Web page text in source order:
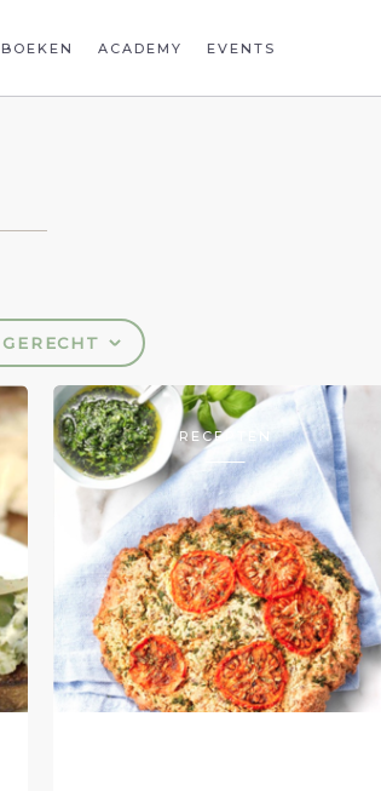
BOEKEN ACADEMY EVENTS
GERECHT
RECEPTEN